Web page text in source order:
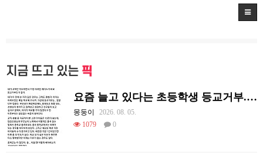
지금 뜨고 있는 픽
요즘 늘고 있다는 초등학생 등교거부.jpg
몽둥이
2026. 08. 05.
1079
0